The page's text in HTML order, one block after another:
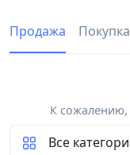
Продажа Покупка
К сожалению,
Все